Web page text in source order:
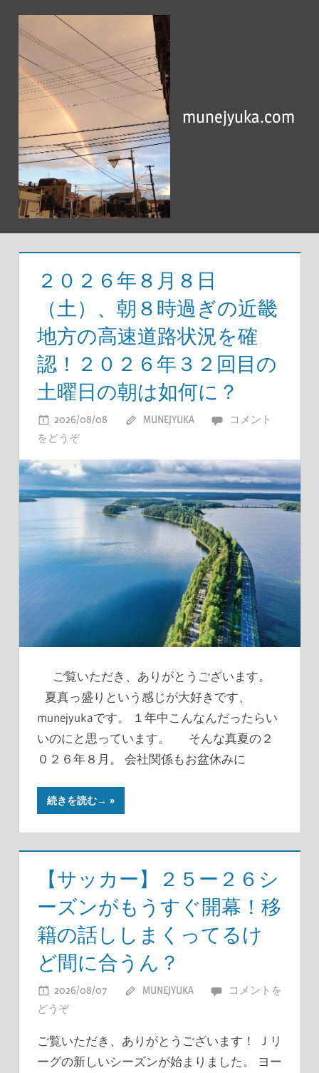
munejyuka.com
２０２６年８月８日
（土）、朝８時過ぎの近畿
地方の高速道路状況を確
認！２０２６年３２回目の
土曜日の朝は如何に？
2026/08/08 MUNEJYUKA
コメント
をどうぞ
ご覧いただき、ありがとうございます。
夏真っ盛りという感じが大好きです、
munejyukaです。 １年中こんなんだったらい
いのにと思っています。 そんな真夏の２
０２６年８月。 会社関係もお盆休みに
続きを読む→
【サッカー】２５ー２６シ
ーズンがもうすぐ開幕！移
籍の話ししまくってるけ
ど間に合うん？
2026/08/07 MUNEJYUKA
コメントを
どうぞ
ご覧いただき、ありがとうございます！ Ｊリ
ーグの新しいシーズンが始まりました。 ヨー